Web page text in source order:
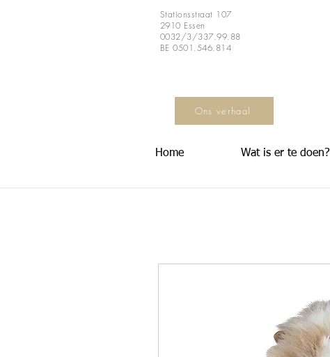
Stationsstraat 107
2910 Essen
0032/3/337.99.88
BE 0501.546.814
Ons verhaal
Home Wat is er te doen?